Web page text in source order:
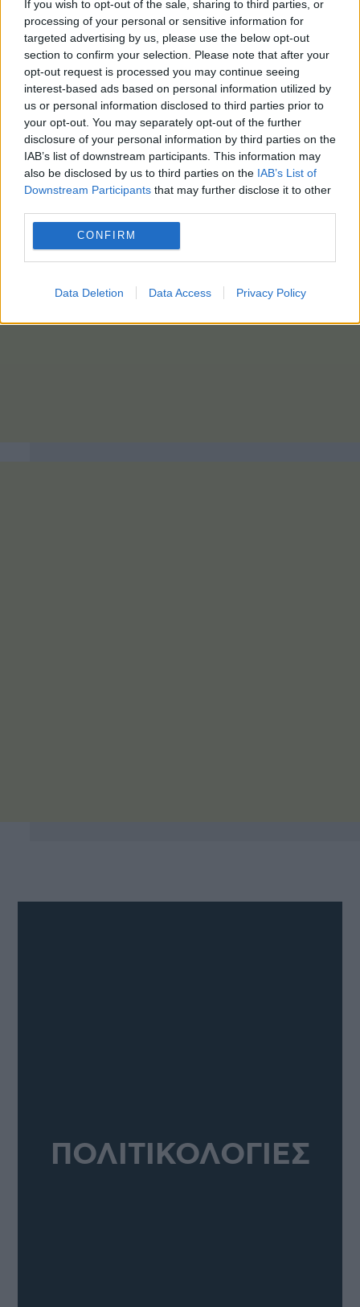
If you wish to opt-out of the sale, sharing to third parties, or
processing of your personal or sensitive information for
targeted advertising by us, please use the below opt-out
section to confirm your selection. Please note that after your
opt-out request is processed you may continue seeing
interest-based ads based on personal information utilized by
us or personal information disclosed to third parties prior to
your opt-out. You may separately opt-out of the further
disclosure of your personal information by third parties on the
IAB’s list of downstream participants. This information may
also be disclosed by us to third parties on the IAB’s List of
Downstream Participants that may further disclose it to other
CONFIRM
Data Deletion Data Access Privacy Policy
ΠΟΛΙΤΙΚΟΛΟΓΙΕΣ